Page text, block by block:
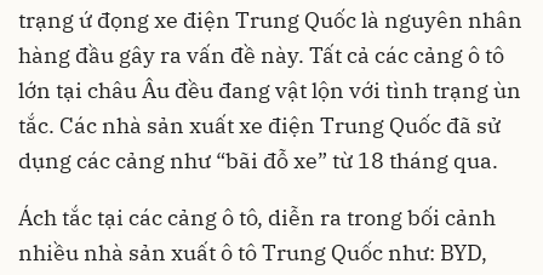
trạng ứ đọngxe điện Trung Quốc là nguyên nhân
hàng đầu gây ra vấn đề này. Tất cả các cảng ô tô
lớn tại châu Âu đều đang vật lộn với tình trạng ùn
tắc. Các nhà sản xuất xe điện Trung Quốc đã sử
dụng các cảng như “bãi đỗ xe” từ 18 tháng qua.
Ách tắc tại các cảng ô tô, diễn ra trong bối cảnh
nhiều nhà sản xuất ô tô Trung Quốc như: BYD,